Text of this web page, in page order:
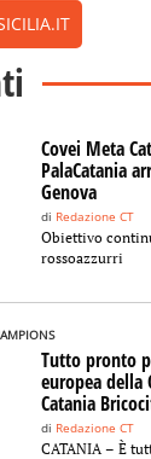
Covei Meta
PalaCatania
Genova
di Redazione CT
Obiettivo
rossoazzurri
Tutto pronto
europea della
Catania
di Redazione CT
CATANIA – È